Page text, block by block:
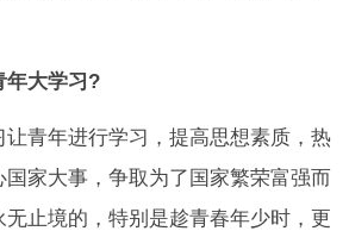
年大学习?
让青年进行学习，提高思想素质，热
国家大事，争取为了国家繁荣富强而
止境的，特别是趁青春年少时，更